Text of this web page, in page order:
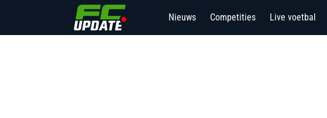
Nieuws Competities Live voetbal